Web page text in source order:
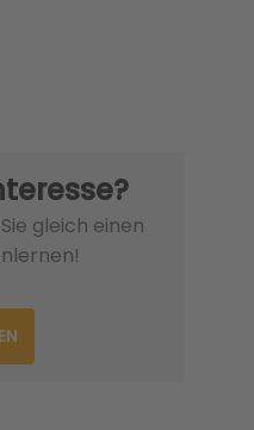
gleich einen